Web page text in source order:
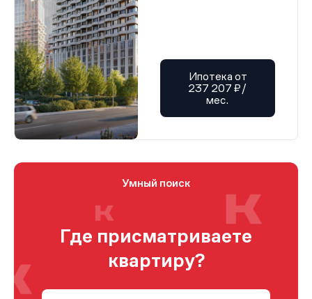
Ипотека от
237 207 ₽/
мес.
Умный поиск
Где присматриваете
квартиру?